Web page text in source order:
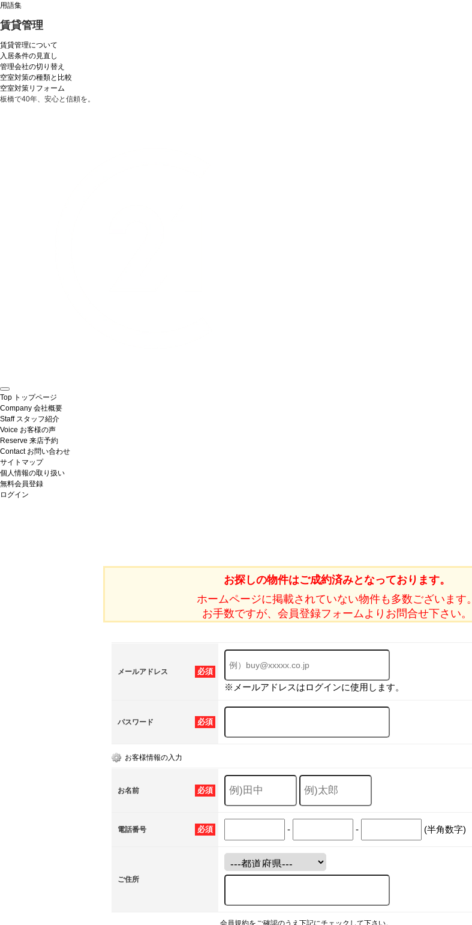
用語集
賃貸管理
賃貸管理について
入居条件の見直し
管理会社の切り替え
空室対策の種類と比較
空室対策リフォーム
板橋で40年、安心と信頼を。
Top トップページ
Company 会社概要
Staff スタッフ紹介
Voice お客様の声
Reserve 来店予約
Contact お問い合わせ
サイトマップ
個人情報の取り扱い
無料会員登録
ログイン
お探しの物件はご成約済みとなっております。
ホームページに掲載されていない物件も多数ございます。
お手数ですが、会員登録フォームよりお問合せ下さい。
必須
メールアドレス
※メールアドレスはログインに使用します。
必須
パスワード
お客様情報の入力
必須
お名前
必須
電話番号 - - (半角数字)
ご住所
会員規約をご確認のうえ下記にチェックして下さい。